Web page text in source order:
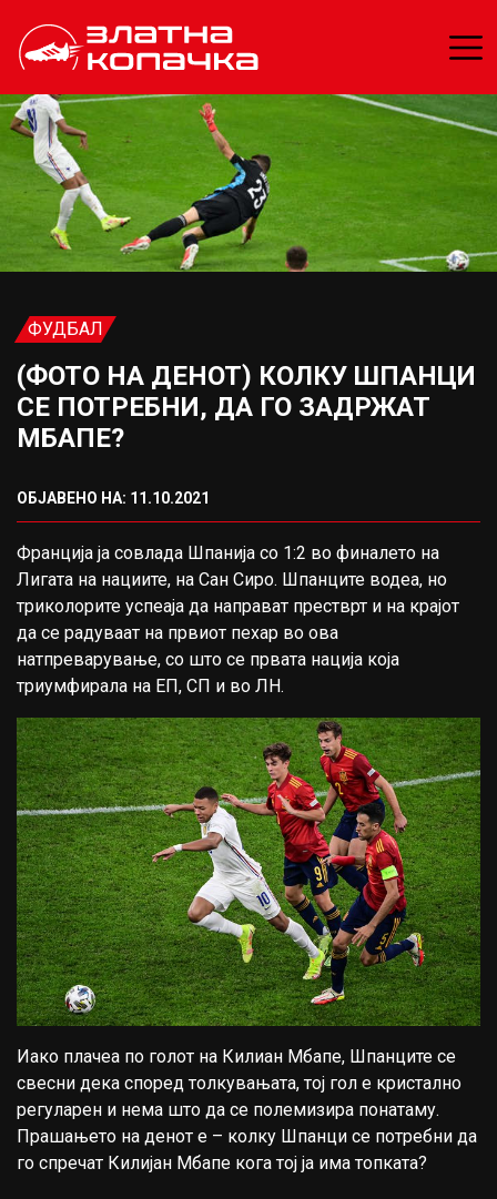
ФУДБАЛ
(ФОТО НА ДЕНОТ) КОЛКУ ШПАНЦИ
СЕ ПОТРЕБНИ, ДА ГО ЗАДРЖАТ
МБАПЕ?
ОБЈАВЕНО НА: 11.10.2021
Франција ја совлада Шпанија со 1:2 во финалето на
Лигата на нациите, на Сан Сиро. Шпанците водеа, но
триколорите успеаја да направат престврт и на крајот
да се радуваат на првиот пехар во ова
натпреварување, со што се првата нација која
триумфирала на ЕП, СП и во ЛН.
Иако плачеа по голот на Килиан Мбапе, Шпанците се
свесни дека според толкувањата, тој гол е кристално
регуларен и нема што да се полемизира понатаму.
Прашањето на денот е – колку Шпанци се потребни да
го спречат Килијан Мбапе кога тој ја има топката?